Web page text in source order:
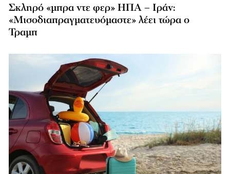
Σκληρό «μπρα ντε φερ» ΗΠΑ – Ιράν:
«Μισοδιαπραγματευόμαστε» λέει τώρα ο
Τραμπ